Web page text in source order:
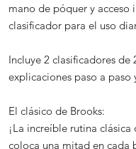
mano de póquer y acceso
clasificador para el uso
Incluye 2 clasificadores
explicaciones paso a paso
El clásico de Brooks:
¡La increíble rutina
coloca una mitad en cada